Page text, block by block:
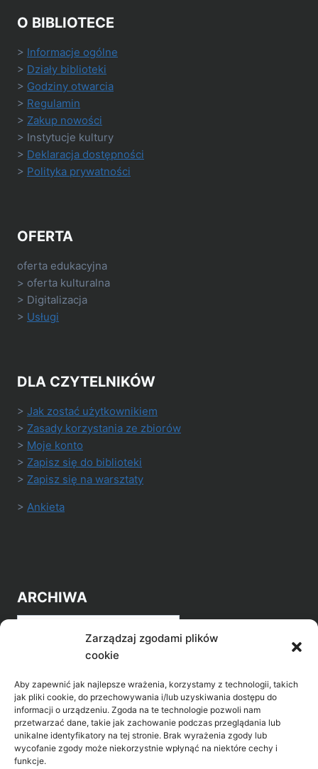
Zarządzaj zgodami plików
cookie
Aby zapewnić jak najlepsze wrażenia, korzystamy z technologii, takich
jak pliki cookie, do przechowywania i/lub uzyskiwania dostępu do
informacji o urządzeniu. Zgoda na te technologie pozwoli nam
przetwarzać dane, takie jak zachowanie podczas przeglądania lub
unikalne identyfikatory na tej stronie. Brak wyrażenia zgody lub
wycofanie zgody może niekorzystnie wpłynąć na niektóre cechy i
funkcje.
O BIBLIOTECE
> Informacje ogólne
> Działy biblioteki
> Godziny otwarcia
> Regulamin
> Zakup nowości
> Instytucje kultury
> Deklaracja dostępności
> Polityka prywatności
OFERTA
oferta edukacyjna
> oferta kulturalna
> Digitalizacja
> Usługi
DLA CZYTELNIKÓW
> Jak zostać użytkownikiem
> Zasady korzystania ze zbiorów
> Moje konto
> Zapisz się do biblioteki
> Zapisz się na warsztaty
> Ankieta
ARCHIWA
Archiwa
POZNAJ LEPIEJ NASZ REGION
>Gołdap Mazurski Zdrój